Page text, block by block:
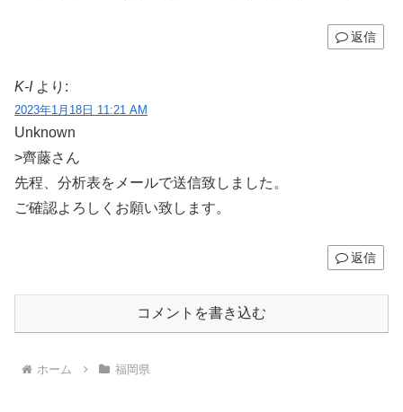
返信
K-I より:
2023年1月18日 11:21 AM
Unknown
>齊藤さん
先程、分析表をメールで送信致しました。
ご確認よろしくお願い致します。
返信
コメントを書き込む
ホーム 福岡県